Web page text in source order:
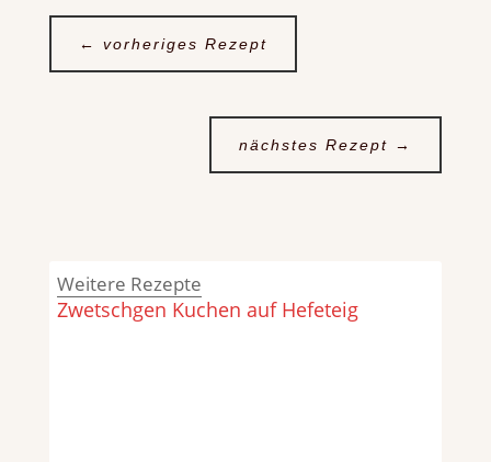
← vorheriges Rezept
nächstes Rezept →
Weitere Rezepte
Zwetschgen Kuchen auf Hefeteig